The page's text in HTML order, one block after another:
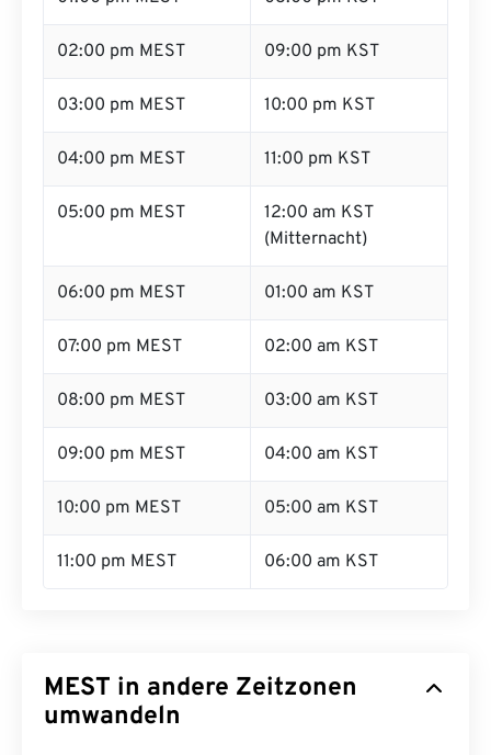
02:00 pm MEST 09:00 pm KST
03:00 pm MEST 10:00 pm KST
04:00 pm MEST 11:00 pm KST
05:00 pm MEST
12:00 am KST
(Mitternacht)
06:00 pm MEST 01:00 am KST
07:00 pm MEST 02:00 am KST
08:00 pm MEST 03:00 am KST
09:00 pm MEST 04:00 am KST
10:00 pm MEST 05:00 am KST
11:00 pm MEST 06:00 am KST
MEST in andere Zeitzonen
umwandeln